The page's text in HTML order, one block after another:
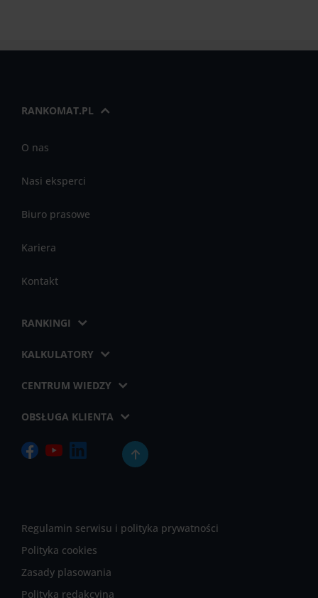
RANKOMAT.PL
O nas
Nasi eksperci
Biuro prasowe
Kariera
Kontakt
RANKINGI
KALKULATORY
CENTRUM WIEDZY
OBSŁUGA KLIENTA
Regulamin serwisu i polityka prywatności
Polityka cookies
Zasady plasowania
Polityka redakcyjna